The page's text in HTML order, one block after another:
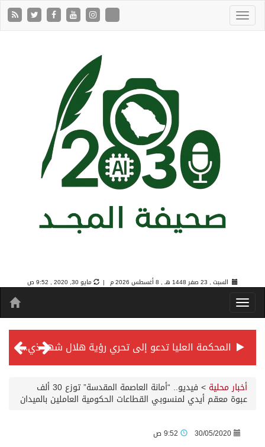
السبت , 23 صفر 1448 هـ , 8 أغسطس 2026 م | مايو 30, 2020 , 9:52 ص
المحكمة العليا تدعو إلى تحري رؤية هلال شهر ذي الحجة مساء يوم الأحد الثلاثين من شهر ذي القعدة -حسب تقويم أم القرى- التاسع والعشرين حسب قرار المحكمة العليا
أخبار محلية > فيديو.. “أمانة العاصمة المقدسة” توزع 30 ألف
عبوة معقم أيدي لمنسوبي القطاعات الحكومية العاملين بالميدان
30/05/2020